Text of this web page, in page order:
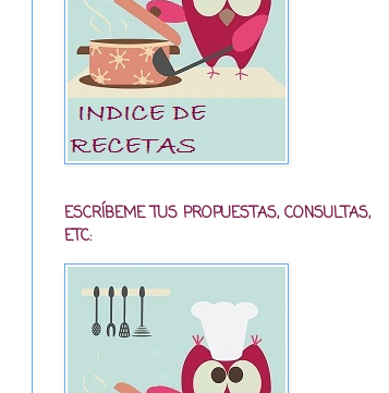
ESCRÍBEME TUS PROPUESTAS, CONSULTAS,
ETC: